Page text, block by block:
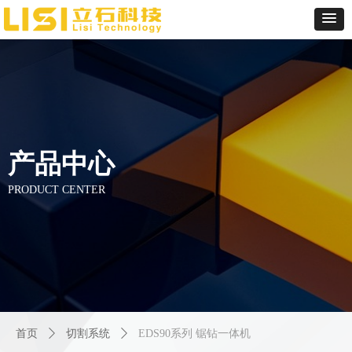
产品中心
PRODUCT CENTER
首页 ꄲ 切割系统 ꄲ EDS90系列 锯钻一体机